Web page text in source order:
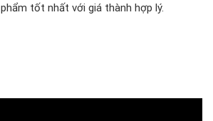
phẩm tốt nhất với giá thành hợp lý.